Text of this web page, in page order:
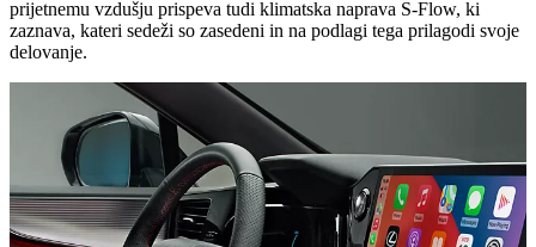
prijetnemu vzdušju prispeva tudi klimatska naprava S-Flow, ki
zaznava, kateri sedeži so zasedeni in na podlagi tega prilagodi svoje
delovanje.